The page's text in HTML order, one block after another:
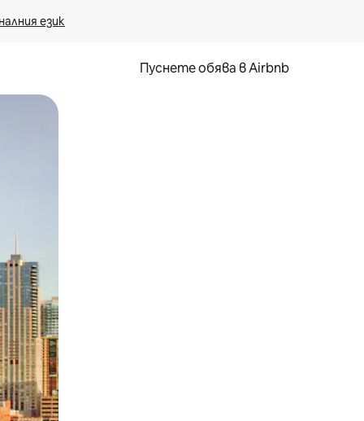
език
Пуснете обява в Airbnb
или плъзгане.